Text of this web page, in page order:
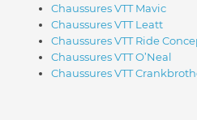
Chaussures VTT Mavic
Chaussures VTT Leatt
Chaussures VTT Ride
Chaussures VTT O’Neal
Chaussures VTT